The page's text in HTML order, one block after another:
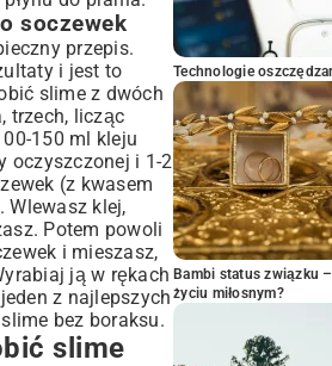
soczewek
przepis.
i jest to
slime z dwóch
trzech, licząc
150 ml kleju
oczyszczonej i 1-2
(z kwasem
Wlewasz klej,
Potem powoli
i mieszasz,
ją w rękach
z najlepszych
bez boraksu.
slime
Technologie
Bambi status związku
życiu miłosnym?